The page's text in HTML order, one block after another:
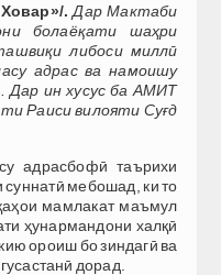
. Дар Мактаби
болаёқати шаҳри
либоси миллӣ
адрас ва намоишу
Дар ин хусус ба АМИТ
Раиси вилояти Суғд
адрасбофӣ таърихи
суннатӣ мебошад, ки то
мамлакат маъмул
ҳунармандони халқӣ
ороиш бо зиндагӣ ва
дорад.